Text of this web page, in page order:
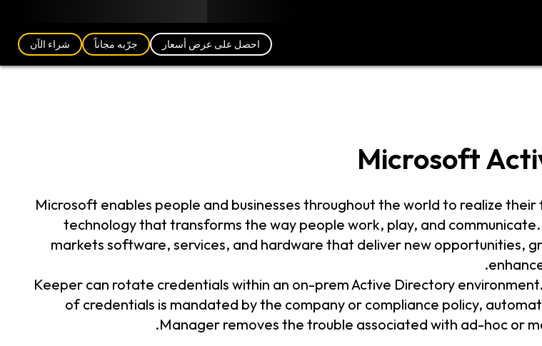
احصل على عرض أسعار جرّبه مجاناً شراء الآن
Microsoft
Microsoft enables people and businesses throughout the world to realize
technology that transforms the way people work, play, and
markets software, services, and hardware that deliver new opportunities,
Keeper can rotate credentials within an on-prem Active Directory
of credentials is mandated by the company or compliance policy,
Manager removes the trouble associated with ad-hoc or